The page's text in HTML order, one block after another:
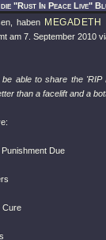
"Rust In Peace Live"
haben MEGADETH
am 7. September 2010
be able to share the
than a facelift and a
Due
Cure